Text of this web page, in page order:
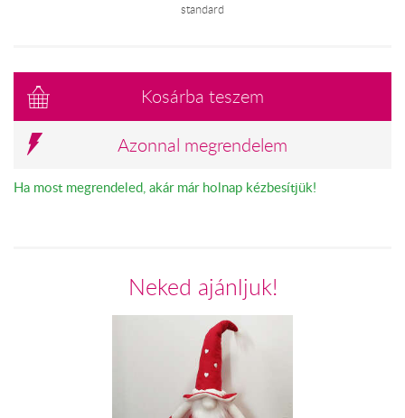
standard
Kosárba teszem
Azonnal megrendelem
Ha most megrendeled, akár már holnap kézbesítjük!
Neked ajánljuk!